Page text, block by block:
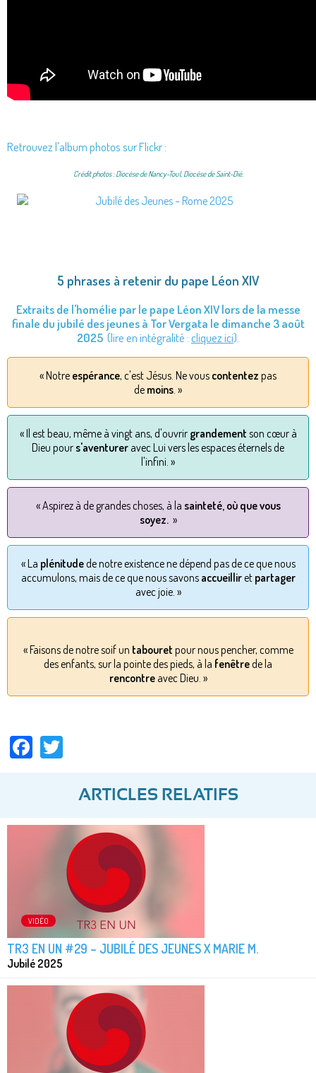
Retrouvez l'album photos sur Flickr :
Crédit photos : Diocèse de Nancy-Toul, Diocèse de Saint-Dié.
5 phrases à retenir du pape Léon XIV
Extraits de l'homélie par le pape Léon XIV lors de la messe
finale du jubilé des jeunes à Tor Vergata le dimanche 3 août
2025 (lire en intégralité :cliquez ici).
« Notre espérance, c'est Jésus. Ne vous contentez pas
de moins . »
« Il est beau, même à vingt ans, d'ouvrir grandement son cœur à
Dieu pour s'aventurer avec Lui vers les espaces éternels de
l'infini. »
« Aspirez à de grandes choses, à la sainteté, où que vous
soyez. »
« La plénitudede notre existence ne dépend pas de ce que nous
accumulons, mais de ce que nous savons accueilliret partager
avec joie. »
« Faisons de notre soif un tabouret pour nous pencher, comme
des enfants, sur la pointe des pieds, à la fenêtrede la
rencontre avec Dieu. »
Facebook
ARTICLES RELATIFS
VIDÉO
TR3 EN UN #29 – JUBILÉ DES JEUNES X MARIE M.
Jubilé 2025